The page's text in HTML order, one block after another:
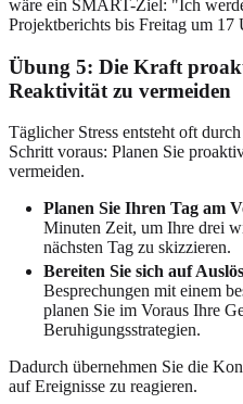
wäre ein SMART-Ziel: "Ich
Projektberichts bis Freitag um 17
Übung 5: Die Kraft
Reaktivität zu vermeiden
Täglicher Stress entsteht oft
Schritt voraus: Planen Sie
vermeiden.
Planen Sie Ihren Tag am
Minuten Zeit, um Ihre drei
nächsten Tag zu skizzieren.
Bereiten Sie sich auf
Besprechungen mit einem
planen Sie im Voraus Ihre
Beruhigungsstrategien.
Dadurch übernehmen Sie die
auf Ereignisse zu reagieren.